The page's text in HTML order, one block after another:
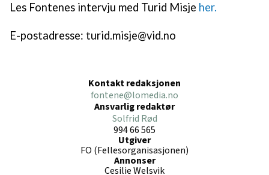
Les Fontenes intervju med Turid Misje her.
E-postadresse: turid.misje@vid.no
Kontakt redaksjonen
fontene@lomedia.no
Ansvarlig redaktør
Solfrid Rød
994 66 565
Utgiver
FO (Fellesorganisasjonen)
Annonser
Cesilie Welsvik